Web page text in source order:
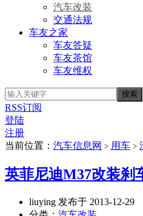
汽车改装
交通法规
车友之家
车友答疑
车友茶馆
车友维权
RSS订阅
登陆
注册
当前位置： 汽车信息网 > 用车 >
英菲尼迪M37改装刹
liuying 发布于 2013-12-29